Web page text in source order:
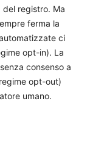
registro. Ma
ferma la
ci
opt-in). La
consenso a
opt-out)
umano.